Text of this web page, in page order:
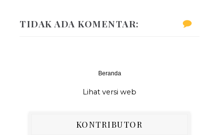
TIDAK ADA KOMENTAR:
Beranda
Lihat versi web
KONTRIBUTOR